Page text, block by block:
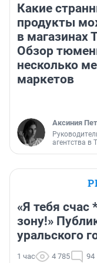
Какие
продукты
в магазинах
Обзор
несколько
маркетов
Аксиния
агентства в
«Я тебя
зону!»
уральского
1 час 4 785 94